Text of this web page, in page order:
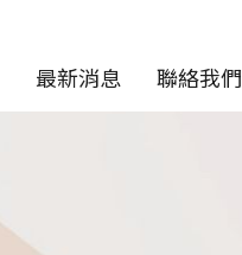
最新消息 聯絡我們